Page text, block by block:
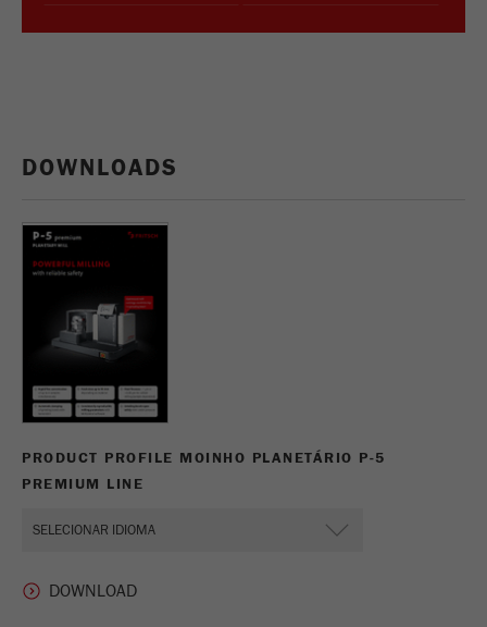
DOWNLOADS
PRODUCT PROFILE MOINHO PLANETÁRIO P-5
PREMIUM LINE